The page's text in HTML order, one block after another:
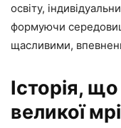
освіту,
формуючи
щасливими,
Історія,
великої